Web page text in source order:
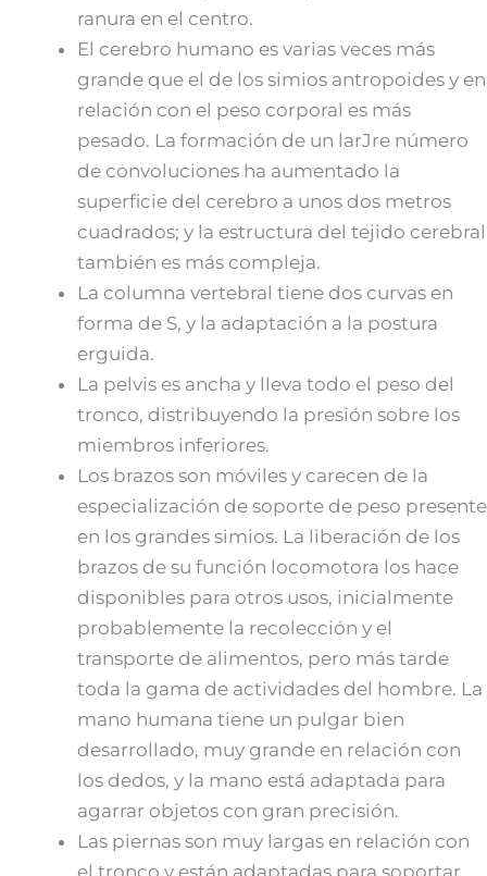
ranura en el centro.
El cerebro humano es varias veces más
grande que el de los simios antropoides y en
relación con el peso corporal es más
pesado. La formación de un larJre número
de convoluciones ha aumentado la
superficie del cerebro a unos dos metros
cuadrados; y la estructura del tejido cerebral
también es más compleja.
La columna vertebral tiene dos curvas en
forma de S, y la adaptación a la postura
erguida.
La pelvis es ancha y lleva todo el peso del
tronco, distribuyendo la presión sobre los
miembros inferiores.
Los brazos son móviles y carecen de la
especialización de soporte de peso presente
en los grandes simios. La liberación de los
brazos de su función locomotora los hace
disponibles para otros usos, inicialmente
probablemente la recolección y el
transporte de alimentos, pero más tarde
toda la gama de actividades del hombre. La
mano humana tiene un pulgar bien
desarrollado, muy grande en relación con
los dedos, y la mano está adaptada para
agarrar objetos con gran precisión.
Las piernas son muy largas en relación con
el tronco y están adaptadas para soportar